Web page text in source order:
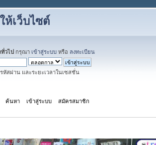
ห้เว็บไซต์
วไป กรุณา เข้าสู่ระบบ หรือ ลงทะเบียน
หัสผ่าน และระยะเวลาในเซสชั่น
ค้นหา เข้าสู่ระบบ สมัครสมาชิก